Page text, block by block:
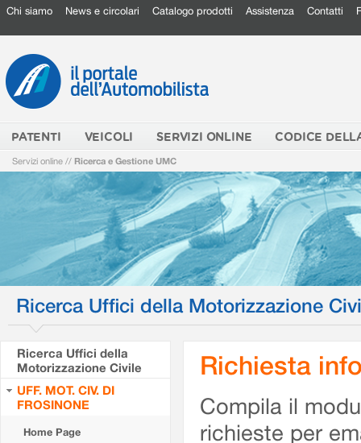
Chi siamo News e circolari Catalogo prodotti Assistenza Contatti
PATENTI VEICOLI SERVIZI ONLINE CODICE
Servizi online // Ricerca e Gestione UMC
Ricerca Uffici della Motorizzazione
Ricerca Uffici della
Motorizzazione Civile
UFF. MOT. CIV. DI
FROSINONE
Home Page
Richiesta
Compila il
richieste per